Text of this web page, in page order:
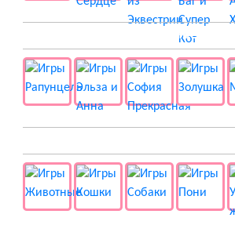
👸 Принцессы